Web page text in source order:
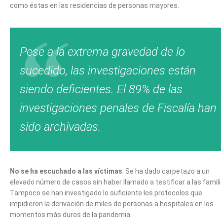
como éstas en las residencias de personas mayores.
Pese a la extrema gravedad de lo
sucedido, las investigaciones están
siendo deficientes. El 89% de las
investigaciones penales de Fiscalía han
sido archivadas.
No se ha escuchado a las víctimas . Se ha dado carpetazo a un
elevado número de casos sin haber llamado a testificar a las
Tampoco se han investigado lo suficiente los protocolos que
impidieron la derivación de miles de personas a hospitales en los
momentos más duros de la pandemia.